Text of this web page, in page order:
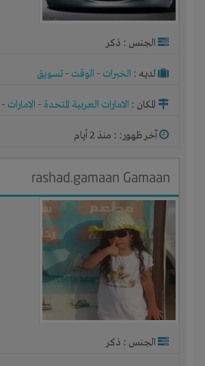
الجنس : ذكر
لديـه : الخبرات - الوقت - تسويق
المكان : الامارات العربية المتحدة - الامارات -
آخر ظهور: : منذ 2 أيام
rashad.gamaan Gamaan
الجنس : ذكر